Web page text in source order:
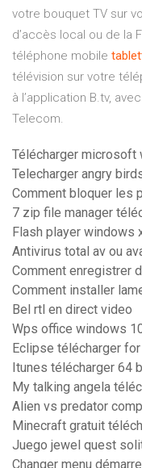
votre bouquet TV sur
d’accès local ou de la
téléphone mobile
télévision sur votre
à l’application B.tv,
Telecom.
Télécharger microsoft
Telecharger angry
Comment bloquer les
7 zip file manager
Flash player windows
Antivirus total av ou
Comment enregistrer
Comment installer
Bel rtl en direct video
Wps office windows
Eclipse télécharger
Itunes télécharger 64
My talking angela
Alien vs predator
Minecraft gratuit
Juego jewel quest
Changer menu